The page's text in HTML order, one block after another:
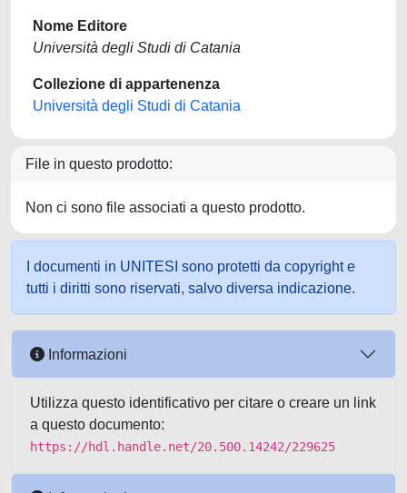
Nome Editore
Università degli Studi di Catania
Collezione di appartenenza
Università degli Studi di Catania
File in questo prodotto:
Non ci sono file associati a questo prodotto.
I documenti in UNITESI sono protetti da copyright e
tutti i diritti sono riservati, salvo diversa indicazione.
Informazioni
Utilizza questo identificativo per citare o creare un link
a questo documento:
https://hdl.handle.net/20.500.14242/229625